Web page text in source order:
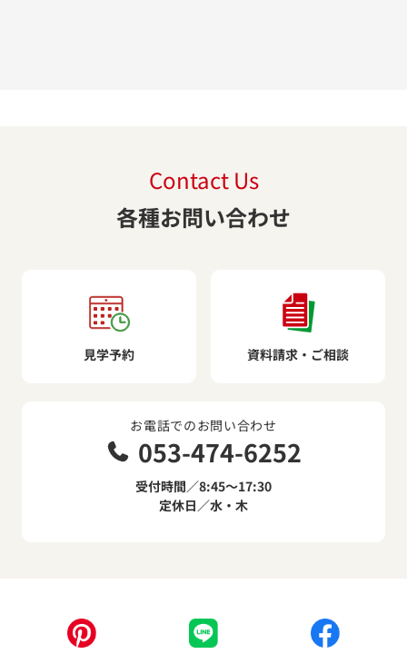
Contact Us
各種お問い合わせ
見学予約 資料請求・ご相談
お電話でのお問い合わせ
053-474-6252
受付時間／8:45～17:30
定休日／水・木